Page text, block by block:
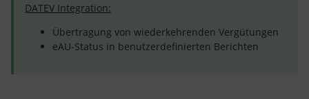
DATEV Integration:
Übertragung von wiederkehrenden Vergütungen
eAU-Status in benutzerdefinierten Berichten